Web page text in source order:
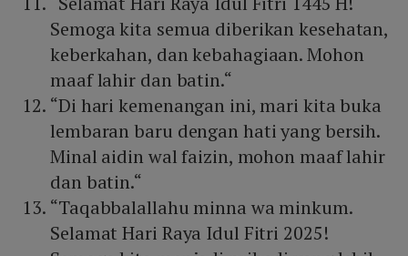
Semoga kita semua diberikan kesehatan,
keberkahan, dan kebahagiaan. Mohon
maaf lahir dan batin.“
“Di hari kemenangan ini, mari kita buka
lembaran baru dengan hati yang bersih.
Minal aidin wal faizin, mohon maaf lahir
dan batin.“
“Taqabbalallahu minna wa minkum.
Selamat Hari Raya Idul Fitri 2025!